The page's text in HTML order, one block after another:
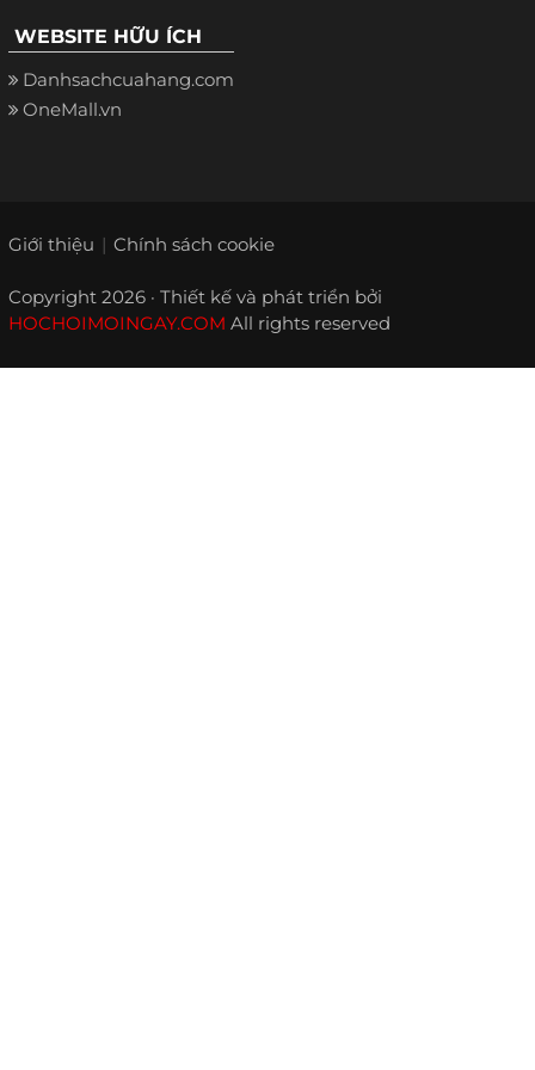
WEBSITE HỮU ÍCH
Danhsachcuahang.com
OneMall.vn
Giới thiệu Chính sách cookie
Copyright 2026 · Thiết kế và phát triển bởi
HOCHOIMOINGAY.COM All rights reserved